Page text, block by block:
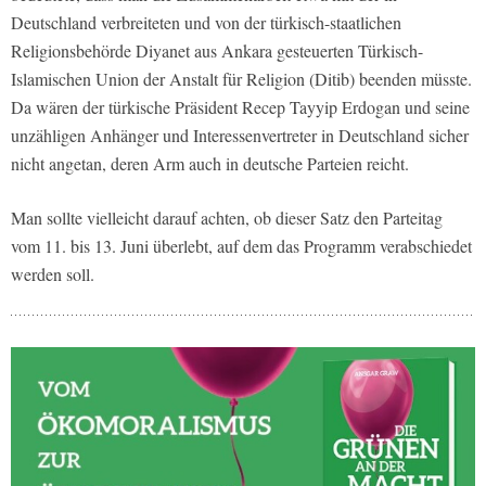
Deutschland verbreiteten und von der türkisch-staatlichen
Religionsbehörde Diyanet aus Ankara gesteuerten Türkisch-
Islamischen Union der Anstalt für Religion (Ditib) beenden müsste.
Da wären der türkische Präsident Recep Tayyip Erdogan und seine
unzähligen Anhänger und Interessenvertreter in Deutschland sicher
nicht angetan, deren Arm auch in deutsche Parteien reicht.
Man sollte vielleicht darauf achten, ob dieser Satz den Parteitag
vom 11. bis 13. Juni überlebt, auf dem das Programm verabschiedet
werden soll.